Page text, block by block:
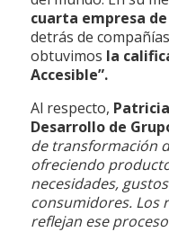
cuarta empresa
detrás de
obtuvimos la
Accesible”.
Al respecto,
Desarrollo de
de transformación
ofreciendo
necesidades,
consumidores. Los
reflejan ese